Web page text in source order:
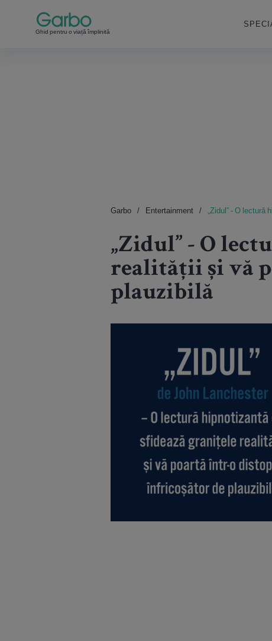
Ghid pentru o viață împlinită
Garbo Entertainment „Zidul” - O
„Zidul” - O
realității și vă
plauzibilă